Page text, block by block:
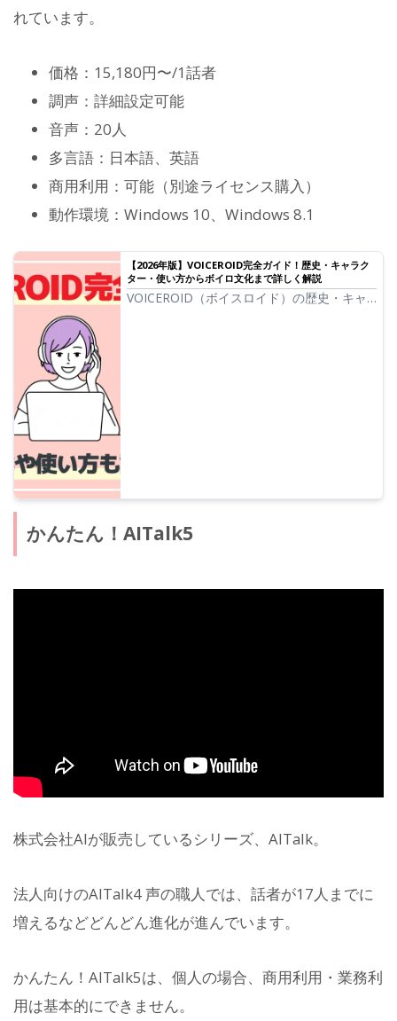
れています。
価格：15,180円〜/1話者
調声：詳細設定可能
音声：20人
多言語：日本語、英語
商用利用：可能（別途ライセンス購入）
動作環境：Windows 10、Windows 8.1
【2026年版】VOICEROID完全ガイド！歴史・キャラク
ター・使い方からボイロ文化まで詳しく解説
VOICEROID（ボイスロイド）の歴史・キャ
かんたん！AITalk5
株式会社AIが販売しているシリーズ、AITalk。
法人向けのAITalk4 声の職人では、話者が17人までに
増えるなどどんどん進化が進んでいます。
かんたん！AITalk5は、個人の場合、商用利用・業務利
用は基本的にできません。